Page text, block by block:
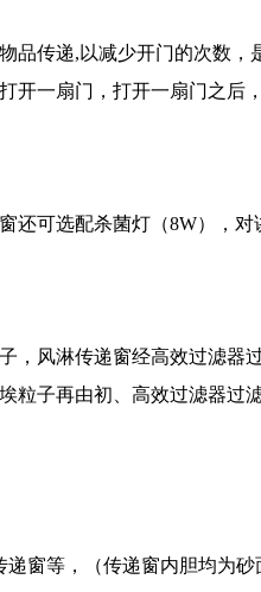
品传递,以减少开门的次数，
开一扇门，打开一扇门之后
还可选配杀菌灯（8W），
，风淋传递窗经高效过滤器
粒子再由初、高效过滤器过
窗等，（传递窗内胆均为砂